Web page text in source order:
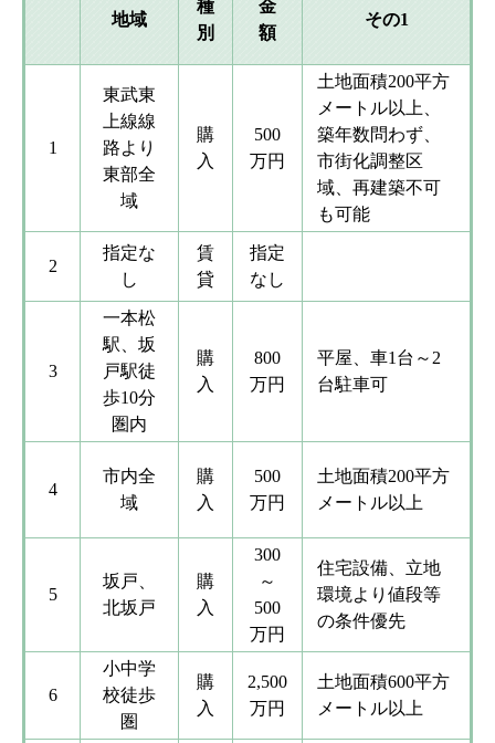
地域
種
別
金
額
その1
1
東武東
上線線
路より
東部全
域
購
入
500
万円
土地面積200平方
メートル以上、
築年数問わず、
市街化調整区
域、再建築不可
も可能
2
指定な
し
賃
貸
​指定
なし
3
一本松
駅、坂
戸駅徒
歩10分
圏内
購
入
800
万円
平屋、車1台～2
台駐車可
4
市内全
域
購
入
500
万円
土地面積200平方
メートル以上
5
坂戸、
北坂戸
購
入
300
～
500
万円
住宅設備、立地
環境より値段等
の条件優先
6
小中学
校徒歩
圏
購
入
2,500
万円
土地面積600平方
メートル以上